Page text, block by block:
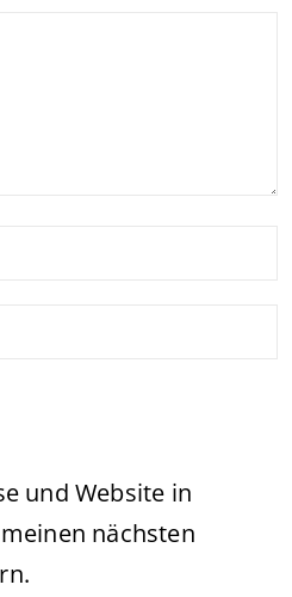
und Website in
nächsten